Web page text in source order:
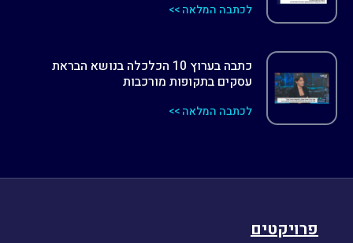
לכתבה המלאה >>
כתבה בערוץ 10 הכלכלה בנושא הבראת
עסקים בתקופות מורכבות
לכתבה המלאה >>
פרויקטים